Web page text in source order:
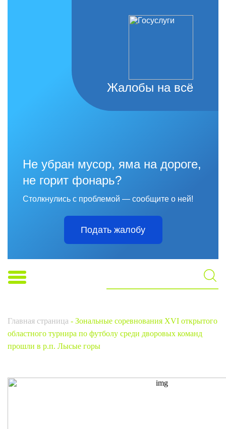
Жалобы на всё
Не убран мусор, яма на дороге,
не горит фонарь?
Столкнулись с проблемой — сообщите о ней!
Подать жалобу
Главная страница - Зональные соревнования XVI открытого
областного турнира по футболу среди дворовых команд
прошли в р.п. Лысые горы